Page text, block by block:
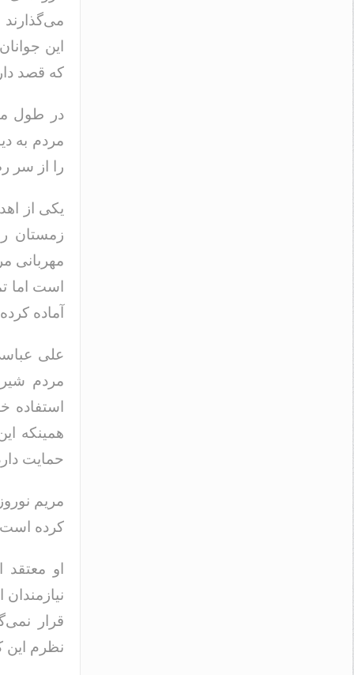
این
که قصد
در طول
مردم به
را از سر
یکی از
زمستان
مهربانی
است اما
آماده
علی
مردم
استفاده
همینکه
حمایت
مریم
کرده
او
قرار
نظرم این